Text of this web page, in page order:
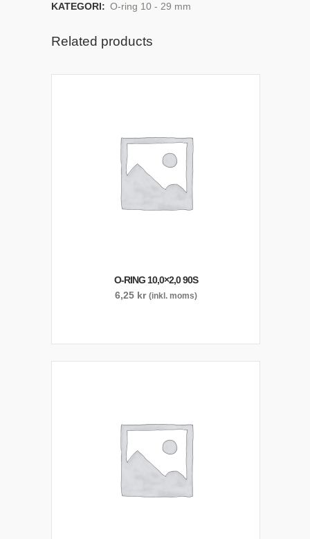
KATEGORI: O-ring 10 - 29 mm
Related products
O-RING 10,0×2,0 90S
6,25 kr (inkl. moms)